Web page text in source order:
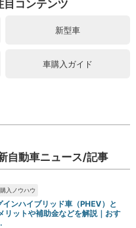
目コンテンツ
新型車
車購入ガイド
自動車ニュース/記事
入ノウハウ
インハイブリッド車（PHEV）と
リットや補助金などを解説｜おす